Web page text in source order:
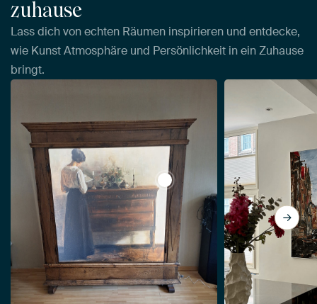
zuhause
Lass dich von echten Räumen inspirieren und entdecke,
wie Kunst Atmosphäre und Persönlichkeit in ein Zuhause
bringt.
View Interieur mit der Frau